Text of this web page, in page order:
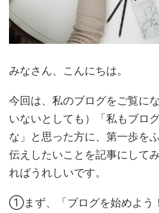
みなさん、こんにちは。
今回は、私のブログをご覧に
いないとしても）「私もブロ
な」と思った方に、第一歩を
伝えしたいことを記事にして
ればうれしいです。
①まず、「ブログを始めよう